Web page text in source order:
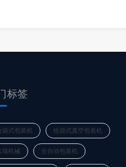
标签
袋式包装机 给袋式真空包装机
瑞机械 全自动包装机